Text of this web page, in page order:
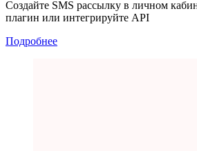
Создайте SMS рассылку в личном
плагин или интегрируйте API
Подробнее